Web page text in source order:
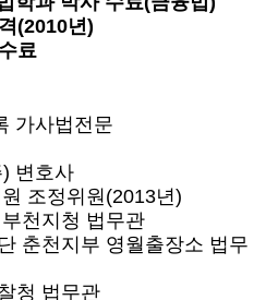
(2010년)
료
가사법전문
변호사
조정위원(2013년)
천지청 법무관
춘천지부 영월출장소 법무
청 법무관